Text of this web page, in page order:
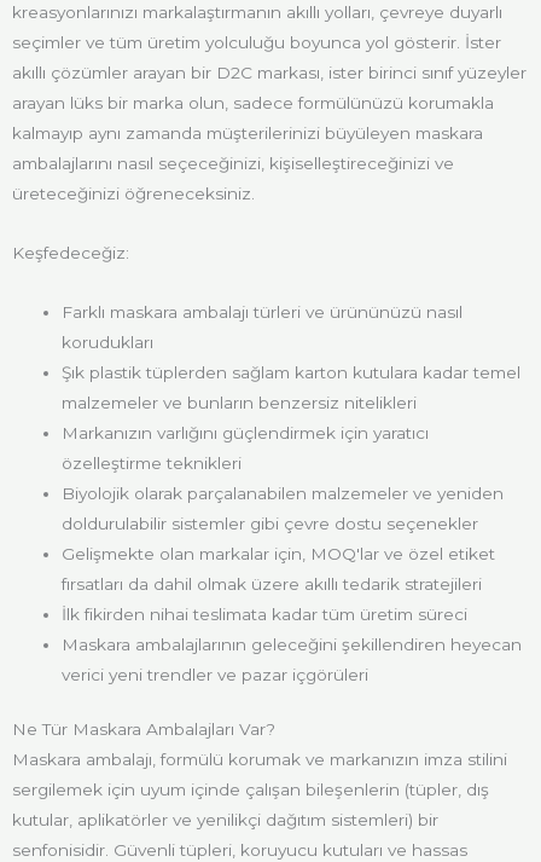
kreasyonlarınızı markalaştırmanın akıllı yolları, çevreye duyarlı
seçimler ve tüm üretim yolculuğu boyunca yol gösterir. İster
akıllı çözümler arayan bir D2C markası, ister birinci sınıf yüzeyler
arayan lüks bir marka olun, sadece formülünüzü korumakla
kalmayıp aynı zamanda müşterilerinizi büyüleyen maskara
ambalajlarını nasıl seçeceğinizi, kişiselleştireceğinizi ve
üreteceğinizi öğreneceksiniz.
Keşfedeceğiz:
Farklı maskara ambalajı türleri ve ürününüzü nasıl
korudukları
Şık plastik tüplerden sağlam karton kutulara kadar temel
malzemeler ve bunların benzersiz nitelikleri
Markanızın varlığını güçlendirmek için yaratıcı
özelleştirme teknikleri
Biyolojik olarak parçalanabilen malzemeler ve yeniden
doldurulabilir sistemler gibi çevre dostu seçenekler
Gelişmekte olan markalar için, MOQ'lar ve özel etiket
fırsatları da dahil olmak üzere akıllı tedarik stratejileri
İlk fikirden nihai teslimata kadar tüm üretim süreci
Maskara ambalajlarının geleceğini şekillendiren heyecan
verici yeni trendler ve pazar içgörüleri
Ne Tür Maskara Ambalajları Var?
Maskara ambalajı, formülü korumak ve markanızın imza stilini
sergilemek için uyum içinde çalışan bileşenlerin (tüpler, dış
kutular, aplikatörler ve yenilikçi dağıtım sistemleri) bir
senfonisidir. Güvenli tüpleri, koruyucu kutuları ve hassas